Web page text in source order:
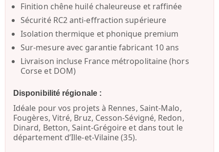
Finition chêne huilé chaleureuse et raffinée
Sécurité RC2 anti-effraction supérieure
Isolation thermique et phonique premium
Sur-mesure avec garantie fabricant 10 ans
Livraison incluse France métropolitaine(hors
Corse et DOM)
Disponibilité régionale :
Idéale pour vos projets à Rennes, Saint-Malo,
Fougères, Vitré, Bruz, Cesson-Sévigné, Redon,
Dinard, Betton, Saint-Grégoire et dans tout le
département d’Ille-et-Vilaine (35).